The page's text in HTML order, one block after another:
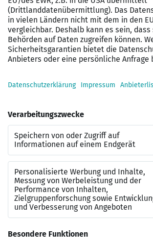
Mobilitäts- und
EGYM Wellpass sowie ein
Deutschlandticket
Exklusive Mitarbeitenden-
Benefits sowie Vergünstigungen
Versicherungen
unsere hauseigene Fortbildungs-
viele weitere Vorteile findest du
Deine Fragen beantwortet
Jörg Schlonsok, Haus- und
392-4747
Und jetzt bist du dran! Wir freuen uns auf